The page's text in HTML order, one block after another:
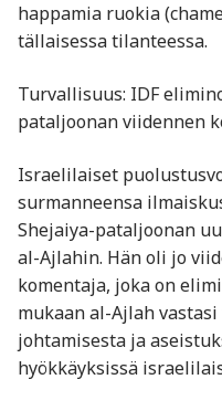
happamia ruokia
tällaisessa tilanteessa.
Turvallisuus: IDF
pataljoonan viidennen
Israelilaiset
surmanneensa
Shejaiya-pataljoonan
al-Ajlahin. Hän oli jo
komentaja, joka on
mukaan al-Ajlah
johtamisesta ja
hyökkäyksissä